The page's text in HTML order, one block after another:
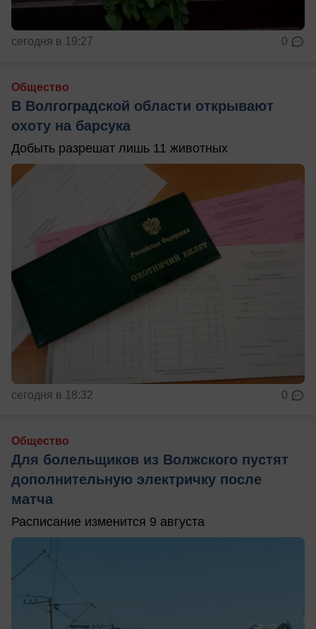
сегодня в 19:27 0
Общество
В Волгоградской области открывают
охоту на барсука
Добыть разрешат лишь 11 животных
сегодня в 18:32 0
Общество
Для болельщиков из Волжского пустят
дополнительную электричку после
матча
Расписание изменится 9 августа